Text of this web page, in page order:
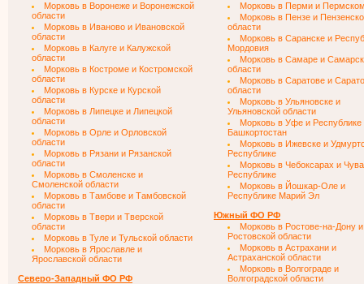
Морковь в Воронеже и Воронежской
области
Морковь в Иваново и Ивановской
области
Морковь в Калуге и Калужской
области
Морковь в Костроме и Костромской
области
Морковь в Курске и Курской
области
Морковь в Липецке и Липецкой
области
Морковь в Орле и Орловской
области
Морковь в Рязани и Рязанской
области
Морковь в Смоленске и
Смоленской области
Морковь в Тамбове и Тамбовской
области
Морковь в Твери и Тверской
области
Морковь в Туле и Тульской области
Морковь в Ярославле и
Ярославской области
Северо-Западный ФО РФ
Морковь в Перми и
Морковь в Пензе и
области
Морковь в Саранске и
Мордовия
Морковь в Самаре и
области
Морковь в Саратове и
области
Морковь в Ульяновске и
Ульяновской области
Морковь в Уфе и Республике
Башкортостан
Морковь в Ижевске и
Республике
Морковь в Чебоксарах и
Республике
Морковь в Йошкар-Оле и
Республике Марий Эл
Южный ФО РФ
Морковь в Ростове-на-Дону и
Ростовской области
Морковь в Астрахани и
Астраханской области
Морковь в Волгограде и
Волгоградской области